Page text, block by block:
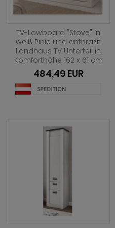
TV-Lowboard "Stove" in
weiß Pinie und anthrazit
Landhaus TV Unterteil in
Komforthöhe 162 x 61 cm
484,49 EUR